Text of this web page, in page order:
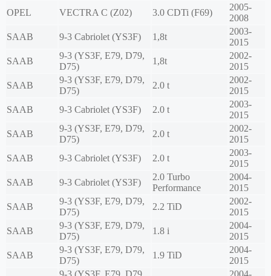
OPEL
VECTRA C (Z02) 3.0 CDTi (F69)
2005-
2008
SAAB
9-3 Cabriolet (YS3F) 1,8t
2003-
2015
SAAB
9-3 (YS3F, E79, D79,
D75)
1,8t
2002-
2015
SAAB
9-3 (YS3F, E79, D79,
D75)
2.0 t
2002-
2015
SAAB
9-3 Cabriolet (YS3F) 2.0 t
2003-
2015
SAAB
9-3 (YS3F, E79, D79,
D75)
2.0 t
2002-
2015
SAAB
9-3 Cabriolet (YS3F) 2.0 t
2003-
2015
SAAB
9-3 Cabriolet (YS3F)
2.0 Turbo
Performance
2004-
2015
SAAB
9-3 (YS3F, E79, D79,
D75)
2.2 TiD
2002-
2015
SAAB
9-3 (YS3F, E79, D79,
D75)
1.8 i
2004-
2015
SAAB
9-3 (YS3F, E79, D79,
D75)
1.9 TiD
2004-
2015